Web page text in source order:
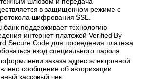
шлюзом и передача
в защищенном режиме с
шифрования SSL.
поддерживает технологию
интернет-платежей Verified By
Secure Code для проведения платежа
ввод специального пароля.
заказа адрес электронной
сообщение об авторизации
кассовый чек.